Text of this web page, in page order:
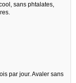
sans phtalates,
par jour. Avaler sans